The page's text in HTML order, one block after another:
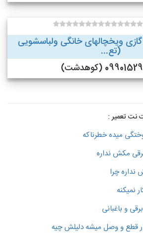
ویخچالهای خانگی ولباسشویی
(تع...
(کوهدشت)
تعمیر :
میده خطرناکه
مکش نداره
چرا
و باغبانی
و وصل میشه دلیلش چیه